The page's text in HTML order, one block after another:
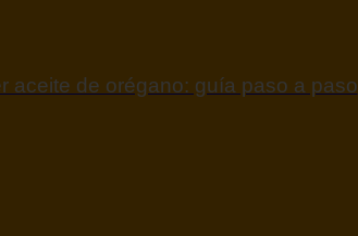
del espino amarillo: conocelas